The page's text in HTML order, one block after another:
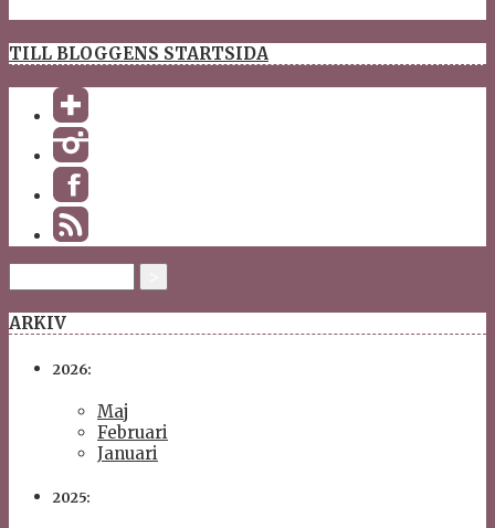
TILL BLOGGENS STARTSIDA
ARKIV
2026:
Maj
Februari
Januari
2025: